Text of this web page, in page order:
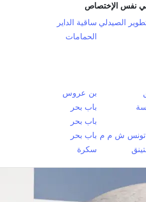
نفس الإختصاص
الصيدلي ساقية الداير
الحمامات
بن عروس
باب بحر
باب بحر
تونس ش م م باب بحر
سكرة